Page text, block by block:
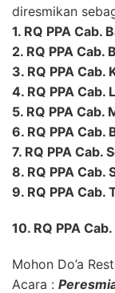
diresmikan
1. RQ PPA Cab.
2. RQ PPA Cab.
3. RQ PPA Cab.
4. RQ PPA Cab.
5. RQ PPA Cab.
6. RQ PPA Cab.
7. RQ PPA Cab.
8. RQ PPA Cab.
9. RQ PPA Cab.
10. RQ PPA
Mohon Do’a
Acara :